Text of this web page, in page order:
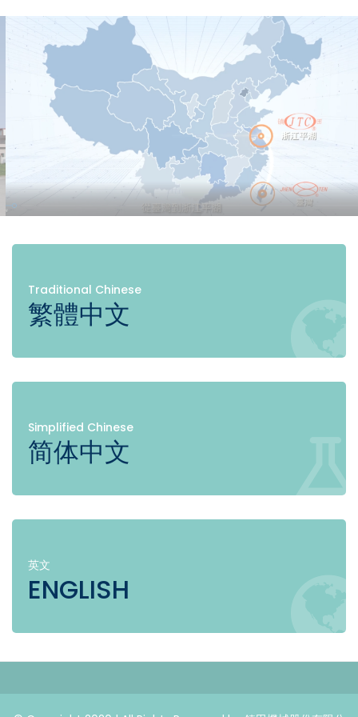
Traditional Chinese
繁體中文
Simplified Chinese
简体中文
英文
ENGLISH